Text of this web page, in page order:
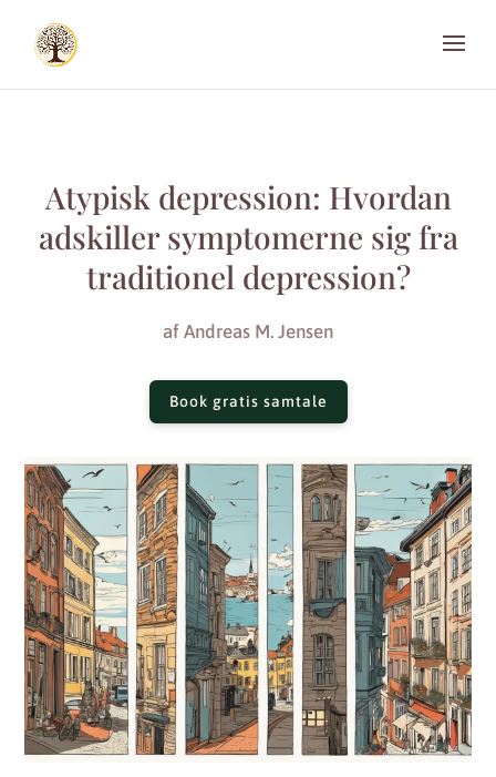
Atypisk depression: Hvordan
adskiller symptomerne sig fra
traditionel depression?
af Andreas M. Jensen
Book gratis samtale